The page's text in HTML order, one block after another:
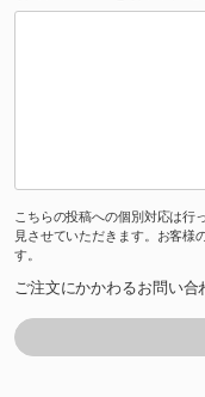
こちらの投稿への個別対応は行
見させていただきます。お客様
す。
ご注文にかかわるお問い合